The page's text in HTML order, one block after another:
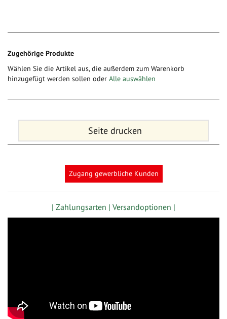
Zugehörige Produkte
Wählen Sie die Artikel aus, die außerdem zum Warenkorb
hinzugefügt werden sollen oder Alle auswählen
Seite drucken
Zugang gewerbliche Kunden
| Zahlungsarten | Versandoptionen |